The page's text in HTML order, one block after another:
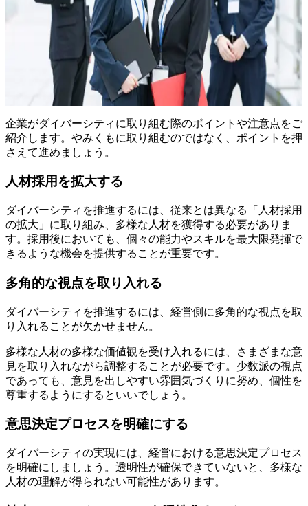
企業がダイバーシティに取り組む際のポイントや注意点をご
紹介します。やみくもに取り組むのではなく、ポイントを押
さえて進めましょう。
人材採用を拡大する
ダイバーシティを推進するには、従来とは異なる「人材採用
の拡大」に取り組み、多様な人材を獲得する必要がありま
す。採用後においても、個々の能力やスキルを最大限発揮で
きるような機会を提供することが重要です。
多角的な視点を取り入れる
ダイバーシティを推進するには、経営側に多角的な視点を取
り入れることが欠かせません。
多様な人材の多様な価値観を受け入れるには、さまざまな意
見を取り入れながら調整することが必要です。少数派の視点
であっても、意見を出しやすい雰囲気づくりに努め、個性を
尊重するようにするといいでしょう。
意思決定プロセスを明確にする
ダイバーシティの実現には、経営における意思決定プロセス
を明確にしましょう。透明性が確保できていないと、多様な
人材の理解が得られない可能性があります。